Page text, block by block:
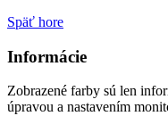
Späť hore
Informácie
Zobrazené farby sú len
úpravou a nastavením